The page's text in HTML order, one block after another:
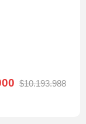
$10.193.988